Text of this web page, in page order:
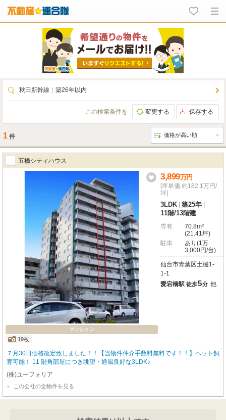
秋田新幹線 築26年以内
この検索条件を 変更する 保存する
1 件
五橋シティハウス
マンション
19枚
3,899万円
[坪単価 約182.1万円/
坪]
3LDK 築25年
11階/13階建
専有
70.8m²
(21.41坪)
駐車
あり(1万
3,000円/台)
仙台市青葉区土樋1-
1-1
愛宕橋駅 徒歩5分 他
７月30日価格改定致しました！！【当物件仲介手数料無料です！！】ペット飼
育可能！ 11 階角部屋につき眺望・通風良好な3LDK♪
(株)ユーフォリア
この会社の全物件を見る